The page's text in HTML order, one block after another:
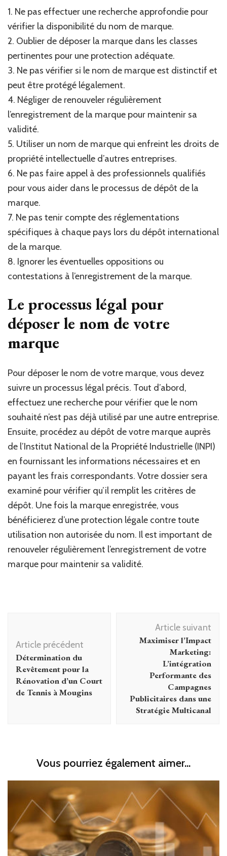
1. Ne pas effectuer une recherche approfondie pour
vérifier la disponibilité du nom de marque.
2. Oublier de déposer la marque dans les classes
pertinentes pour une protection adéquate.
3. Ne pas vérifier si le nom de marque est distinctif et
peut être protégé légalement.
4. Négliger de renouveler régulièrement
l’enregistrement de la marque pour maintenir sa
validité.
5. Utiliser un nom de marque qui enfreint les droits de
propriété intellectuelle d’autres entreprises.
6. Ne pas faire appel à des professionnels qualifiés
pour vous aider dans le processus de dépôt de la
marque.
7. Ne pas tenir compte des réglementations
spécifiques à chaque pays lors du dépôt international
de la marque.
8. Ignorer les éventuelles oppositions ou
contestations à l’enregistrement de la marque.
Le processus légal pour
déposer le nom de votre
marque
Pour déposer le nom de votre marque, vous devez
suivre un processus légal précis. Tout d’abord,
effectuez une recherche pour vérifier que le nom
souhaité n’est pas déjà utilisé par une autre entreprise.
Ensuite, procédez au dépôt de votre marque auprès
de l’Institut National de la Propriété Industrielle (INPI)
en fournissant les informations nécessaires et en
payant les frais correspondants. Votre dossier sera
examiné pour vérifier qu’il remplit les critères de
dépôt. Une fois la marque enregistrée, vous
bénéficierez d’une protection légale contre toute
utilisation non autorisée du nom. Il est important de
renouveler régulièrement l’enregistrement de votre
marque pour maintenir sa validité.
Article précédent
Détermination du
Revêtement pour la
Rénovation d’un Court
de Tennis à Mougins
Article suivant
Maximiser l’Impact
Marketing:
L’intégration
Performante des
Campagnes
Publicitaires dans une
Stratégie Multicanal
Vous pourriez également aimer...